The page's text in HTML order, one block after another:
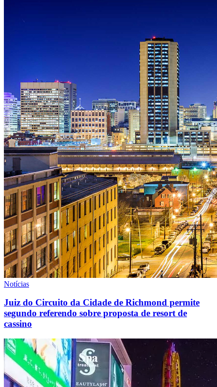
Notícias
Juiz do Circuito da Cidade de Richmond permite
segundo referendo sobre proposta de resort de
cassino